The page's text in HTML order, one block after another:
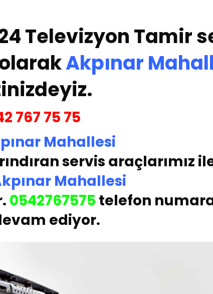
Televizyon Tamir
Akpınar
767 75 75
Mahallesi
servis araçlarımız
Mahallesi
0542767575 telefon
ediyor.